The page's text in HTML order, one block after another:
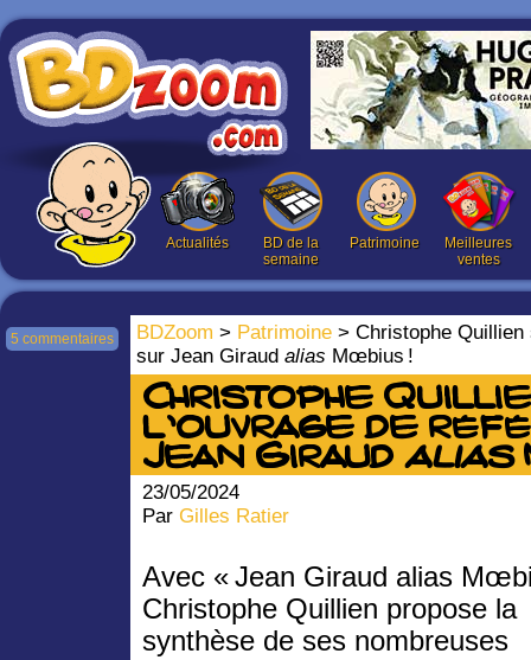
Actualités
BD de la
semaine
Patrimoine
Meilleures
ventes
BDZoom > Patrimoine > Christophe Quillien
sur Jean Giraud alias Mœbius !
5 commentaires
Christophe
l’ouvrage de
Jean Giraud alias
23/05/2024
Par Gilles Ratier
Avec « Jean Giraud alias
Christophe Quillien propose la
synthèse de ses nombreuses